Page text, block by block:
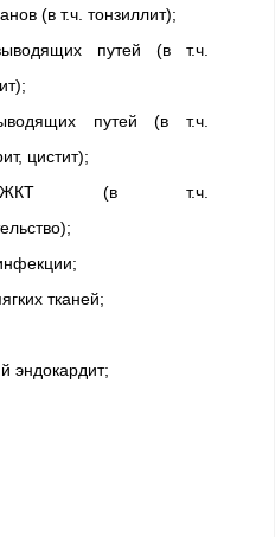
(в т.ч. тонзиллит);
путей (в т.ч.
путей (в т.ч.
цистит);
ЖКТ (в т.ч.
тканей;
эндокардит;